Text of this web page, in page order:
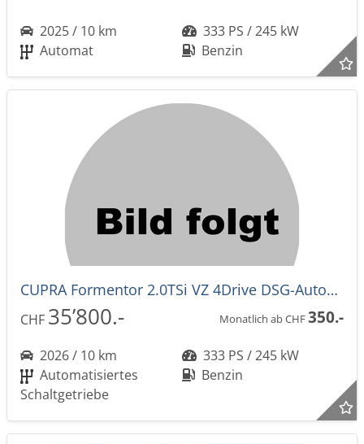
2025 / 10 km
333 PS / 245 kW
Automat
Benzin
CUPRA Formentor 2.0TSi VZ 4Drive DSG-Automat -42%!
CHF 35’800.- Monatlich ab CHF350.-
2026 / 10 km
333 PS / 245 kW
Automatisiertes
Schaltgetriebe
Benzin